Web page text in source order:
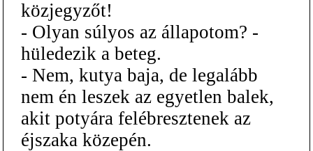
közjegyzőt!
- Olyan súlyos az állapotom? -
hüledezik a beteg.
- Nem, kutya baja, de legalább
nem én leszek az egyetlen balek,
akit potyára felébresztenek az
éjszaka közepén.